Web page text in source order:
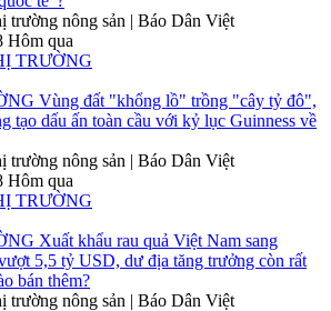
trường nông sản | Báo Dân Việt
Hôm qua
TRƯỜNG
Vùng đất "khổng lồ" trồng "cây tỷ đô",
tạo dấu ấn toàn cầu với kỷ lục Guinness về
trường nông sản | Báo Dân Việt
Hôm qua
TRƯỜNG
Xuất khẩu rau quả Việt Nam sang
5,5 tỷ USD, dư địa tăng trưởng còn rất
bán thêm?
trường nông sản | Báo Dân Việt